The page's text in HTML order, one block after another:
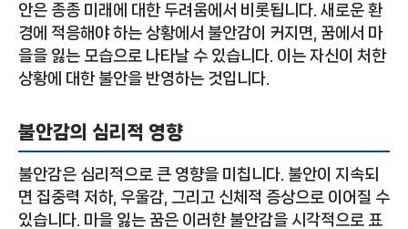
안은 종종 미래에 대한 두려움에서 비롯됩니다. 새로운 환
경에 적응해야 하는 상황에서 불안감이 커지면, 꿈에서 마
을을 잃는 모습으로 나타날 수 있습니다. 이는 자신이 처한
상황에 대한 불안을 반영하는 것입니다.
불안감의 심리적 영향
불안감은 심리적으로 큰 영향을 미칩니다. 불안이 지속되
면 집중력 저하, 우울감, 그리고 신체적 증상으로 이어질 수
있습니다. 마을 잃는 꿈은 이러한 불안감을 시각적으로 표